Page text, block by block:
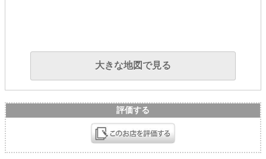
大きな地図で見る
評価する